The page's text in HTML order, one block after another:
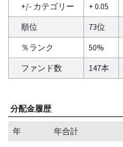
+/- カテゴリー
+ 0.05
順位
73位
％ランク
50%
ファンド数
147本
分配金履歴
年 年合計